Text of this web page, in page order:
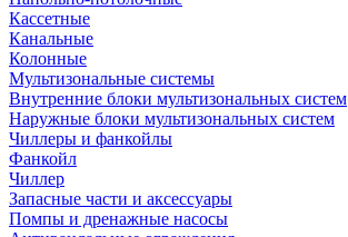
Кассетные
Канальные
Колонные
Мультизональные системы
Внутренние блоки мультизональных систем
Наружные блоки мультизональных систем
Чиллеры и фанкойлы
Фанкойл
Чиллер
Запасные части и аксессуары
Помпы и дренажные насосы